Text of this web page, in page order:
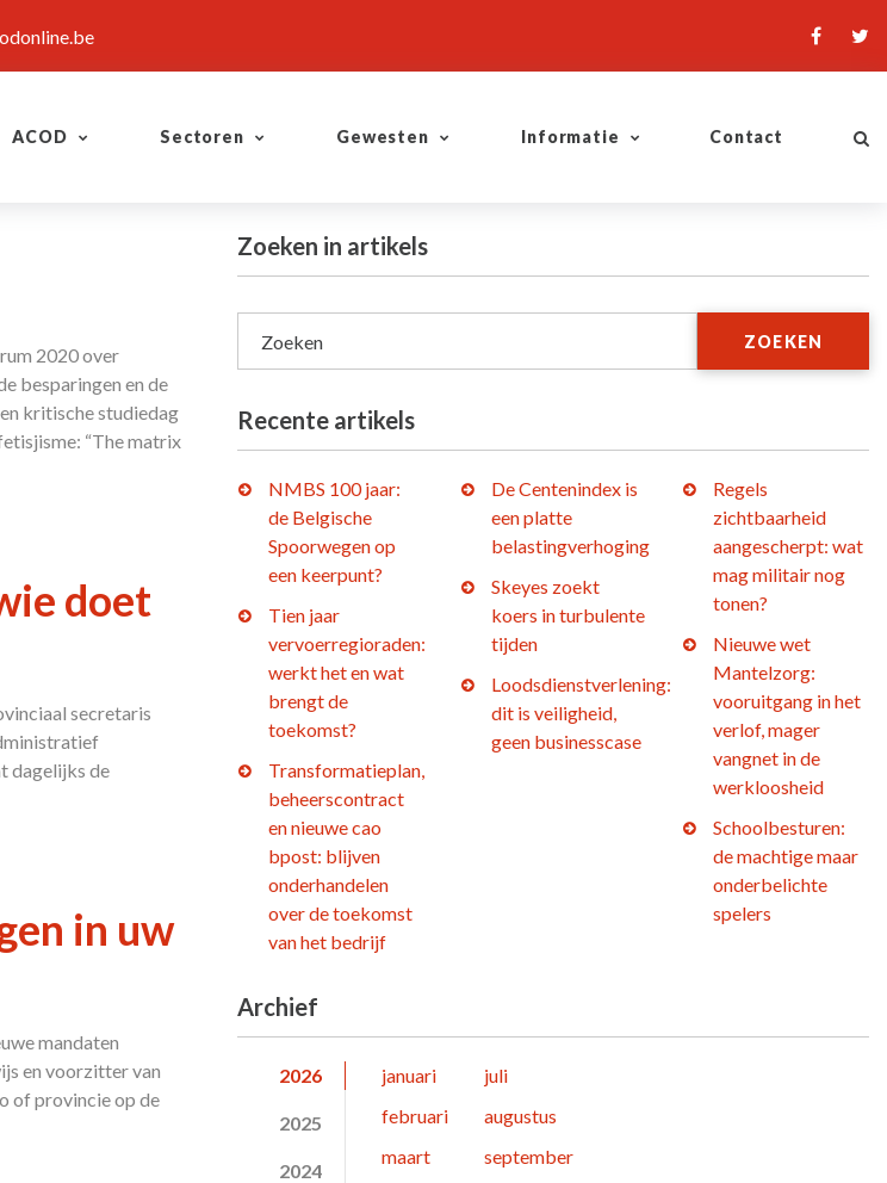
ACOD Sectoren Gewesten Informatie Contact
2020 over
besparingen en de
kritische studiedag
“The matrix
doet
secretaris
dagelijks de
in uw
mandaten
en voorzitter van
of provincie op de
Zoeken in artikels
Zoeken ZOEKEN
Recente artikels
NMBS 100 jaar:
de Belgische
Spoorwegen op
een keerpunt?
Tien jaar
vervoerregioraden:
werkt het en wat
brengt de
toekomst?
Transformatieplan,
beheerscontract
en nieuwe cao
bpost: blijven
onderhandelen
over de toekomst
van het bedrijf
De Centenindex is
een platte
belastingverhoging
Skeyes zoekt
koers in turbulente
tijden
Loodsdienstverlening:
dit is veiligheid,
geen businesscase
Regels
zichtbaarheid
aangescherpt: wat
mag militair nog
tonen?
Nieuwe wet
Mantelzorg:
vooruitgang in het
verlof, mager
vangnet in de
werkloosheid
Schoolbesturen:
de machtige maar
onderbelichte
spelers
Archief
2026
2025
2024
januari
februari
maart
juli
augustus
september